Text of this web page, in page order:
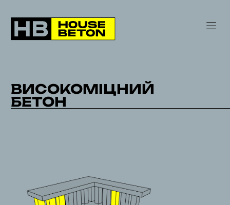
ВИСОКОМІЦНИЙ
БЕТОН